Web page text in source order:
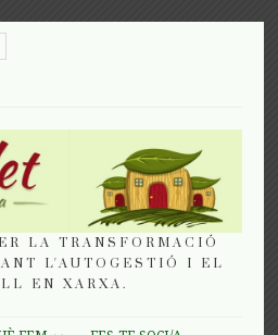
LA TRANSFORMACIÓ
L'AUTOGESTIÓ I EL
EN XARXA.